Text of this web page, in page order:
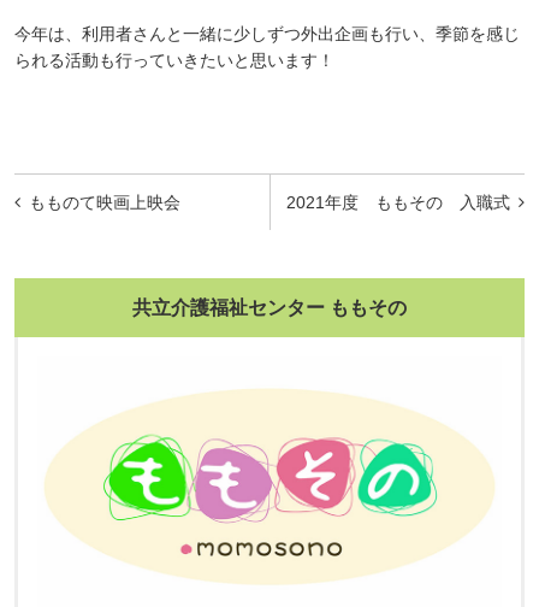
今年は、利用者さんと一緒に少しずつ外出企画も行い、季節を感じ
られる活動も行っていきたいと思います！
投
ナ
2021年度 ももその 入職式
もものて映画上映会
共立介護福祉センター ももその